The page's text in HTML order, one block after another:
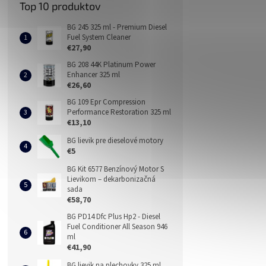
Top 10 produktov
BG 245 325 ml - Premium Diesel
Fuel System Cleaner
€27,90
BG 208 44K Platinum Power
Enhancer 325 ml
€26,60
BG 109 Epr Compression
Performance Restoration 325 ml
€13,10
BG lievik pre dieselové motory
€5
BG Kit 6577 Benzínový Motor S
Lievikom – dekarbonizačná
sada
€58,70
BG PD14 Dfc Plus Hp2 - Diesel
Fuel Conditioner All Season 946
ml
€41,90